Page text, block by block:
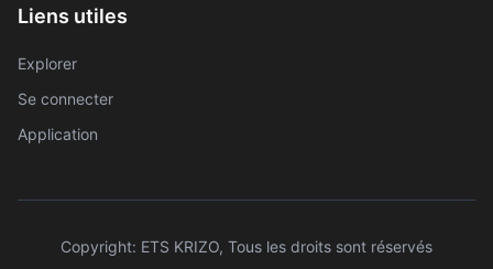
Liens utiles
Explorer
Se connecter
Application
Copyright: ETS KRIZO, Tous les droits sont réservés